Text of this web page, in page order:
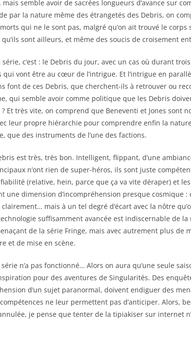
semble avoir de sacrées longueurs d’avance sur
par la nature même des étrangetés des Debris, on
qui ne le sont pas, malgré qu’on ait trouvé le
sont ailleurs, et même des soucis de croisement
c’est : le Debris du jour, avec un cas où durant
qui vont être au cœur de l’intrigue. Et l’intrigue en
font de ces Debris, que cherchent-ils à retrouver ou
qui semble avoir comme politique que les Debris
Et très vite, on comprend que Beneventi et Jones sont
leur propre hiérarchie pour comprendre enfin la
que des instruments de l’une des factions.
est très, très bon. Intelligent, flippant, d’une
n’ont rien de super-héros, ils sont juste
(relative, hein, parce que ça va vite déraper) et
une dimension d’incompréhension presque cosmique :
mais à un tel degré d’écart avec la nôtre
suffisamment avancée est indiscernable de
de la série Fringe, mais avec autrement plus de
et de mise en scène.
n’a pas fonctionné… Alors on aura qu’une seule
pour des aventures de Singularités. Des
d’un sujet paranormal, doivent endiguer des
ne leur permettent pas d’anticiper. Alors,
je pense que tenter de la tipiakiser sur internet